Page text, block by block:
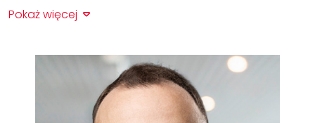
Układ i możliwości:
- na parterze największe pomieszczenie o powierzchni
- piętro + poddasze jako komfortowa część
mieszkalna lub usługowa,
Pokaż więcej